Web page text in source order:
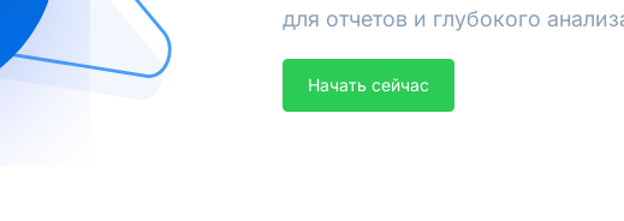
для отчетов и глубокого
Начать сейчас